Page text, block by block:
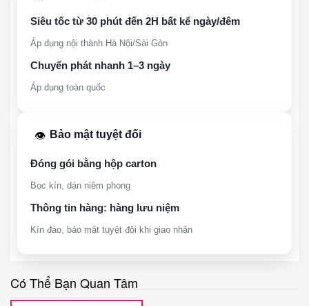
Siêu tốc từ 30 phút đến 2H bất kể ngày/đêm
Áp dụng nội thành Hà Nội/Sài Gòn
Chuyển phát nhanh 1–3 ngày
Áp dụng toàn quốc
👁️ Bảo mật tuyệt đối
Đóng gói bằng hộp carton
Bọc kín, dán niêm phong
Thông tin hàng: hàng lưu niệm
Kín đáo, bảo mật tuyệt đội khi giao nhận
Có Thể Bạn Quan Tâm